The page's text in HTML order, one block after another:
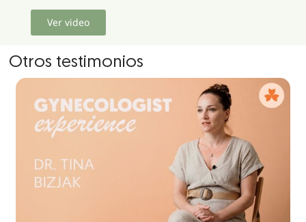
Ver video
Otros testimonios